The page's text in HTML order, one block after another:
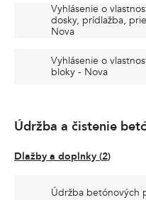
Vyhlásenie o
dosky, prídlažba,
Nova
Vyhlásenie o
bloky - Nova
Údržba a čistenie
Dlažby a doplnky (2)
Údržba betónových